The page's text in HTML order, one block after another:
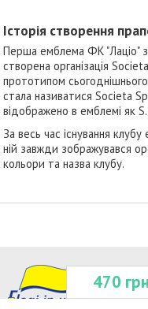
470 грн
Історія створення
Перша емблема ФК "Лаціо"
створена організація
прототипом
стала називатися Societa
відображено в емблемі як S.
За весь час існування
ній завжди зображувався
кольори та назва клубу.